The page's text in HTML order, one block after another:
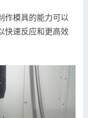
作模具的能力可以
快速反应和更高效